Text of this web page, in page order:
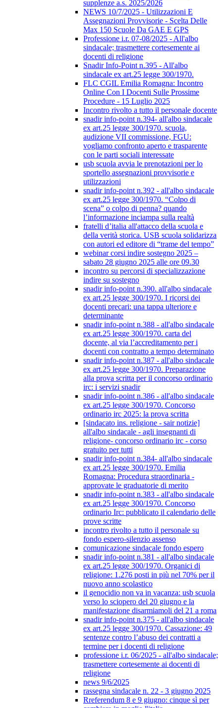
supplenze a.s. 2025/2026
NEWS 10/7/2025 - Utilizzazioni E
Assegnazioni Provvisorie - Scelta Delle
Max 150 Scuole Da GAE E GPS
Professione i.r. 07-08/2025 - All'albo
sindacale; trasmettere cortesemente ai
docenti di religione
Snadir Info-Point n.395 - All'albo
sindacale ex art.25 legge 300/1970.
FLC CGIL Emilia Romagna: Incontro
Online Con I Docenti Sulle Prossime
Procedure - 15 Luglio 2025
Incontro rivolto a tutto il personale docente
snadir info-point n.394- all'albo sindacale
ex art.25 legge 300/1970. scuola,
audizione VII commissione, FGU:
vogliamo confronto aperto e trasparente
con le parti sociali interessate
usb scuola avvia le prenotazioni per lo
sportello assegnazioni provvisorie e
utilizzazioni
snadir info-point n.392 - all'albo sindacale
ex art.25 legge 300/1970. “Colpo di
scena” o colpo di penna? quando
l’informazione inciampa sulla realtà
fratelli d’italia all'attacco della scuola e
della verità storica. USB scuola solidarizza
con autori ed editore di “trame del tempo”
webinar corsi indire sostegno 2025 –
sabato 28 giugno 2025 alle ore 09.30
incontro su percorsi di specializzazione
indire su sostegno
snadir info-point n.390. all'albo sindacale
ex art.25 legge 300/1970. I ricorsi dei
docenti precari: una tappa ulteriore e
determinante
snadir info-point n.388 - all'albo sindacale
ex art.25 legge 300/1970. carta del
docente, al via l’accreditamento per i
docenti con contratto a tempo determinato
snadir info-point n.387 - all'albo sindacale
ex art.25 legge 300/1970. Preparazione
alla prova scritta per il concorso ordinario
irc: i servizi snadir
snadir info-point n.386 - all'albo sindacale
ex art.25 legge 300/1970. Concorso
ordinario irc 2025: la prova scritta
[sindacato ins. religione - sair notizie]
all'albo sindacale - agli insegnanti di
religione- concorso ordinario irc - corso
gratuito per tutti
snadir info-point n.384- all'albo sindacale
ex art.25 legge 300/1970. Emilia
Romagna: Procedura straordinaria -
approvate le graduatorie di merito
snadir info-point n.383 - all'albo sindacale
ex art.25 legge 300/1970. Concorso
ordinario Irc: pubblicato il calendario delle
prove scritte
incontro rivolto a tutto il personale su
fondo espero-silenzio assenso
comunicazione sindacale fondo espero
snadir info-point n.381 - all'albo sindacale
ex art.25 legge 300/1970. Organici di
religione: 1.276 posti in più nel 70% per il
nuovo anno scolastico
il genocidio non va in vacanza: usb scuola
verso lo sciopero del 20 giugno e la
manifestazione disarmiamoli del 21 a roma
snadir info-point n.375 - all'albo sindacale
ex art.25 legge 300/1970. Cassazione: 49
sentenze contro l’abuso dei contratti a
termine per i docenti di religione
professione i.r. 06/2025 - all'albo sindacale;
trasmettere cortesemente ai docenti di
religione
news 9/6/2025
rassegna sindacale n. 22 - 3 giugno 2025
Rreferendum 8 e 9 giugno: cinque sì per